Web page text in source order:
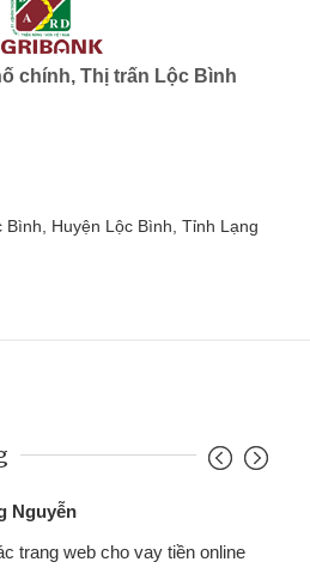
chính, Thị trấn Lộc Bình
Huyện Lộc Bình, Tỉnh Lạng
Nguyễn
trang web cho vay tiền online